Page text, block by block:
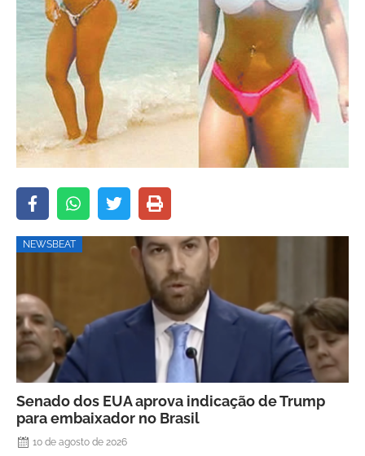
NEWSBEAT
Senado dos EUA aprova indicação de Trump
para embaixador no Brasil
10 de agosto de 2026